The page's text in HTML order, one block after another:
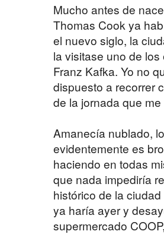
Mucho antes de
Thomas Cook ya
el nuevo siglo, la
la visitase uno de
Franz Kafka. Yo no
dispuesto a recorrer
de la jornada que
Amanecía nublado,
evidentemente es
haciendo en todas
que nada impediría
histórico de la
ya haría ayer y
supermercado